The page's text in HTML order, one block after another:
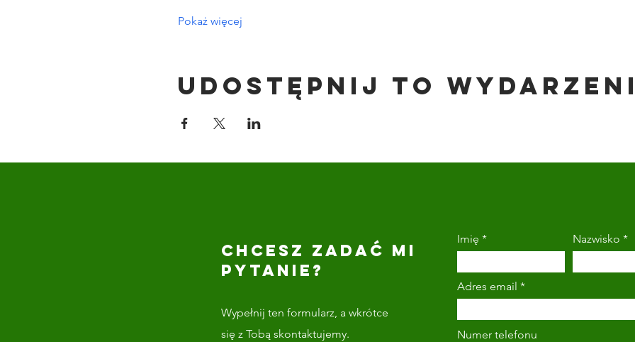
Pokaż więcej
Udostępnij to
CHCESZ ZADAĆ MI
PYTANIE?
Wypełnij ten formularz, a wkrótce
się z Tobą skontaktujemy.
Imię Nazwisko
Adres email
Numer telefonu